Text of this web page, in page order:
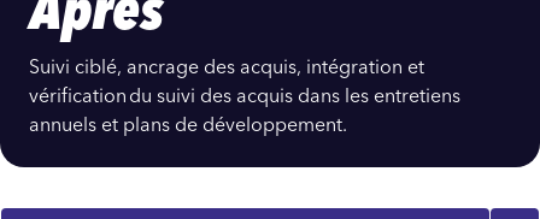
Suivi ciblé, ancrage des acquis, intégration et
vérification du suivi des acquis dans les entretiens
annuels et plans de développement.